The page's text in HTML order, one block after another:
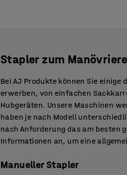
Stapler zum
Bei AJ Produkte können Sie
erwerben, von einfachen
Hubgeräten. Unsere Maschinen
haben je nach Modell
nach Anforderung das am besten
Informationen an, um eine
Manueller Stapler